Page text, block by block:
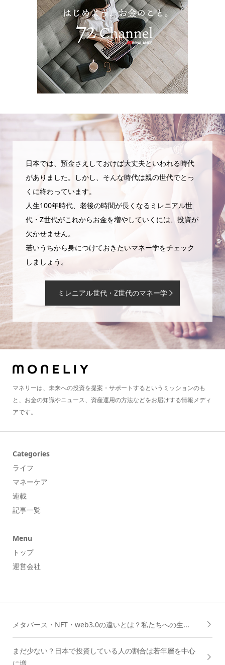
日本では、預金さえしておけば大丈夫といわれる時代
がありました。しかし、そんな時代は親の世代でとっ
くに終わっています。
人生100年時代、老後の時間が長くなるミレニアル世
代・Z世代がこれからお金を増やしていくには、投資が
欠かせません。
若いうちから身につけておきたいマネー学をチェック
しましょう。
ミレニアル世代・Z世代のマネー学
マネリーは、未来への投資を提案・サポートするというミッションのも
と、お金の知識やニュース、資産運用の方法などをお届けする情報メディ
アです。
Categories
ライフ
マネーケア
連載
記事一覧
Menu
トップ
運営会社
メタバース・NFT・web3.0の違いとは？私たちへの生...
まだ少ない？日本で投資している人の割合は若年層を中心
に増...